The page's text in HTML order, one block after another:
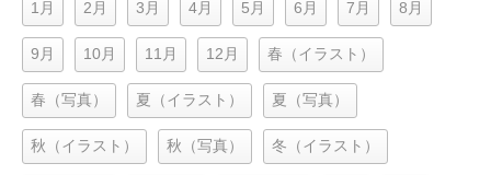
1月 2月 3月 4月 5月 6月 7月 8月
9月 10月 11月 12月 春（イラスト）
春（写真） 夏（イラスト） 夏（写真）
秋（イラスト） 秋（写真） 冬（イラスト）